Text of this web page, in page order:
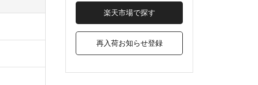
楽天市場で探す
再入荷お知らせ登録